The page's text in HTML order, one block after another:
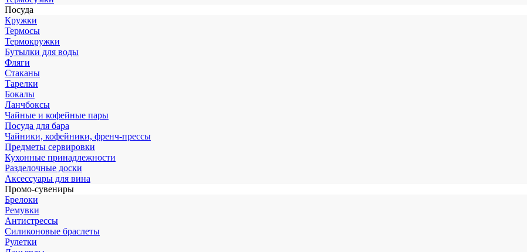
Посуда
Кружки
Термосы
Термокружки
Бутылки для воды
Фляги
Стаканы
Тарелки
Бокалы
Ланчбоксы
Чайные и кофейные пары
Посуда для бара
Чайники, кофейники, френч-прессы
Предметы сервировки
Кухонные принадлежности
Разделочные доски
Аксессуары для вина
Промо-сувениры
Брелоки
Ремувки
Антистрессы
Силиконовые браслеты
Рулетки